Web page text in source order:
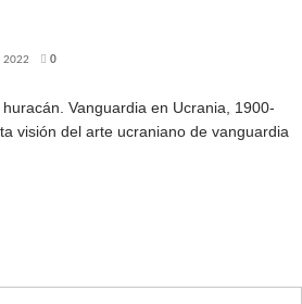
2022 0
Vanguardia en Ucrania, 1900-
visión del arte ucraniano de vanguardia